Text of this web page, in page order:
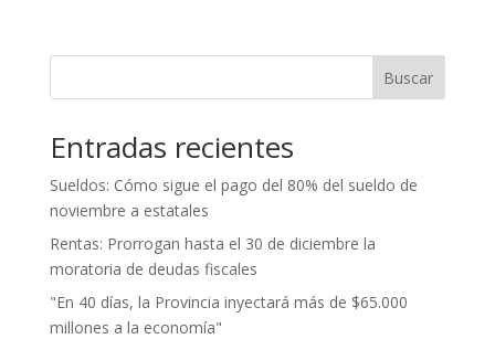
Buscar
Entradas recientes
Sueldos: Cómo sigue el pago del 80% del sueldo de
noviembre a estatales
Rentas: Prorrogan hasta el 30 de diciembre la
moratoria de deudas fiscales
"En 40 días, la Provincia inyectará más de $65.000
millones a la economía"